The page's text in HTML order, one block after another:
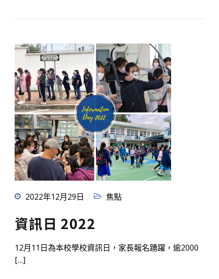
2022年12月29日 焦點
資訊日 2022
12月11日為本校學校資訊日，家長報名踴躍，逾2000
[…]